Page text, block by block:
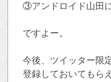
③アンドロイド山田
ですよー。
今後、ツイッター限
登録しておいてもら